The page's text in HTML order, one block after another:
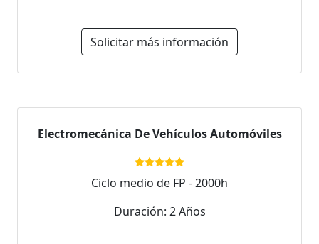
Solicitar más información
Electromecánica De Vehículos Automóviles
Ciclo medio de FP - 2000h
Duración: 2 Años